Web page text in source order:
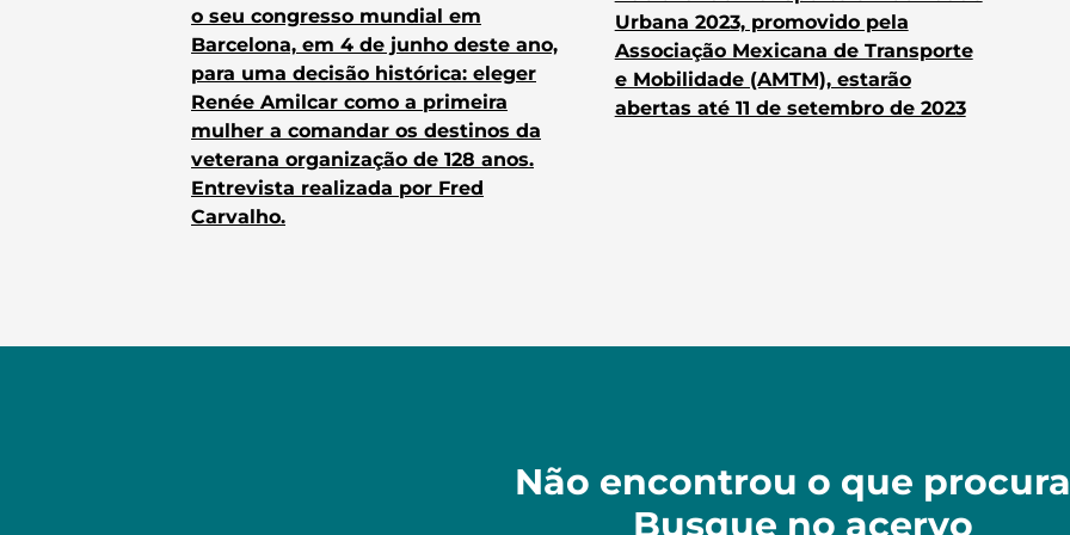
o seu congresso mundial em
Barcelona, em 4 de junho deste ano,
para uma decisão histórica: eleger
Renée Amilcar como a primeira
mulher a comandar os destinos da
veterana organização de 128 anos.
Entrevista realizada por Fred
Carvalho.
Urbana 2023, promovido pela
Associação Mexicana de Transporte
e Mobilidade (AMTM), estarão
abertas até 11 de setembro de 2023
Não encontrou o que
Busque no acervo